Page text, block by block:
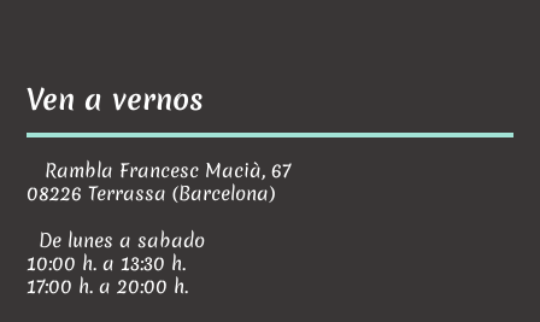
Ven a vernos
Rambla Francesc Macià, 67
08226 Terrassa (Barcelona)
De lunes a sabado
10:00 h. a 13:30 h.
17:00 h. a 20:00 h.